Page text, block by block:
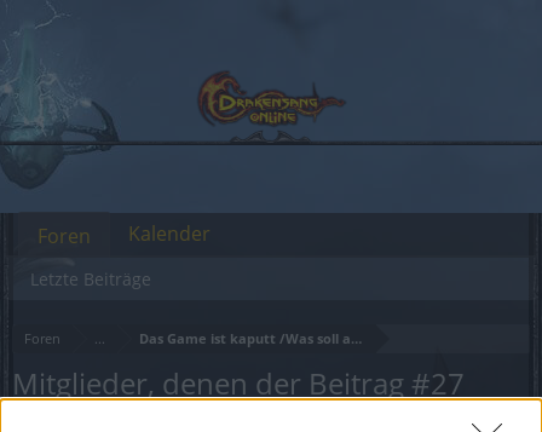
Foren ... Das Game ist kaputt /Was soll aus dem Spiel werden?
Mitglieder, denen der Beitrag #27
Foren
Letzte Beiträge
Kalender